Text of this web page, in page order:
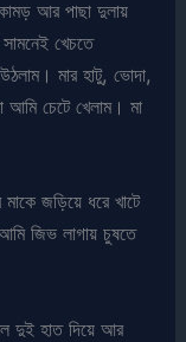
আর পাছা দুলায়
খেচতে
মার হাটু, ভোদা,
আমি চেটে খেলাম। মা
জড়িয়ে ধরে খাটে
জিভ লাগায় চুষতে
দুই হাত দিয়ে আর